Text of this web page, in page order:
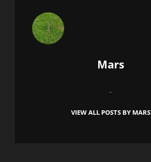
Author:
Mars
-
VIEW ALL POSTS BY MARS